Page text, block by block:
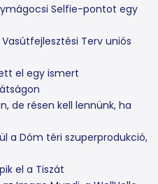
Selfie-pontot egy
Terv uniós
el egy ismert
de résen kell lennünk, ha
a Dóm téri szuperprodukció,
el a Tiszát